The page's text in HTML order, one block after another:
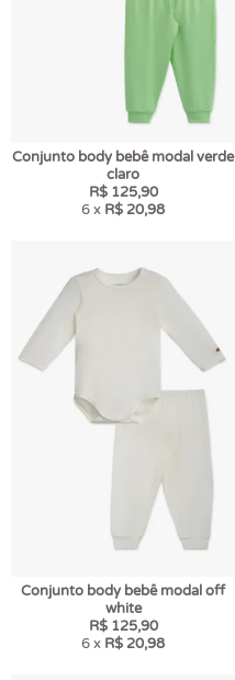
Conjunto body bebê modal verde
claro
R$ 125,90
6 x R$ 20,98
Conjunto body bebê modal off
white
R$ 125,90
6 x R$ 20,98